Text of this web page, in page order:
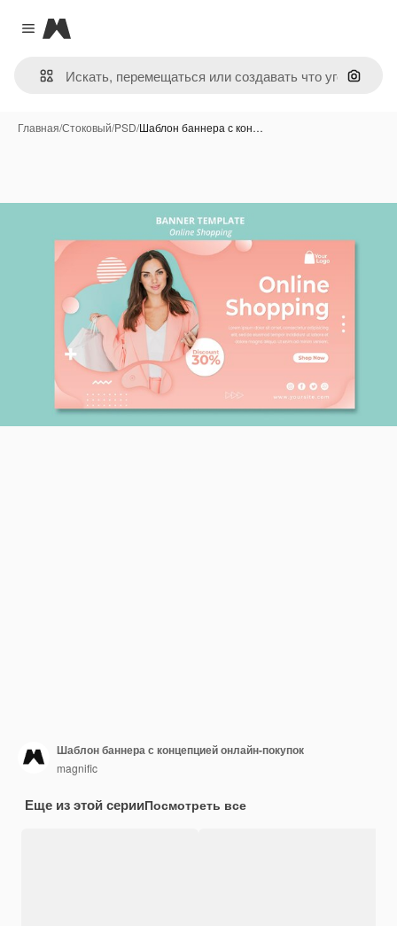
Close menu
Magnific
Поиск
Главная/Стоковый/PSD/Шаблон баннера с кон…
Шаблон баннера с концепцией онлайн-покупок
magnific
Еще из этой серииПосмотреть все